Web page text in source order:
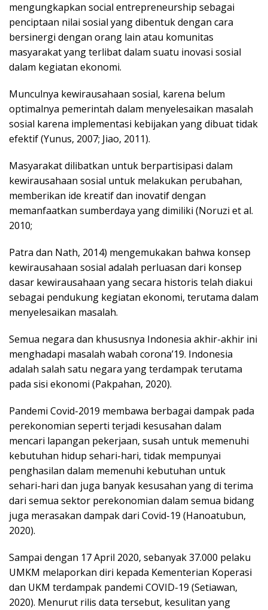
mengungkapkan social entrepreneurship sebagai
penciptaan nilai sosial yang dibentuk dengan cara
bersinergi dengan orang lain atau komunitas
masyarakat yang terlibat dalam suatu inovasi sosial
dalam kegiatan ekonomi.
Munculnya kewirausahaan sosial, karena belum
optimalnya pemerintah dalam menyelesaikan masalah
sosial karena implementasi kebijakan yang dibuat tidak
efektif (Yunus, 2007; Jiao, 2011).
Masyarakat dilibatkan untuk berpartisipasi dalam
kewirausahaan sosial untuk melakukan perubahan,
memberikan ide kreatif dan inovatif dengan
memanfaatkan sumberdaya yang dimiliki (Noruzi et al.
2010;
Patra dan Nath, 2014) mengemukakan bahwa konsep
kewirausahaan sosial adalah perluasan dari konsep
dasar kewirausahaan yang secara historis telah diakui
sebagai pendukung kegiatan ekonomi, terutama dalam
menyelesaikan masalah.
Semua negara dan khususnya Indonesia akhir-akhir ini
menghadapi masalah wabah corona’19. Indonesia
adalah salah satu negara yang terdampak terutama
pada sisi ekonomi (Pakpahan, 2020).
Pandemi Covid-2019 membawa berbagai dampak pada
perekonomian seperti terjadi kesusahan dalam
mencari lapangan pekerjaan, susah untuk memenuhi
kebutuhan hidup sehari-hari, tidak mempunyai
penghasilan dalam memenuhi kebutuhan untuk
sehari-hari dan juga banyak kesusahan yang di terima
dari semua sektor perekonomian dalam semua bidang
juga merasakan dampak dari Covid-19 (Hanoatubun,
2020).
Sampai dengan 17 April 2020, sebanyak 37.000 pelaku
UMKM melaporkan diri kepada Kementerian Koperasi
dan UKM terdampak pandemi COVID-19 (Setiawan,
2020). Menurut rilis data tersebut, kesulitan yang